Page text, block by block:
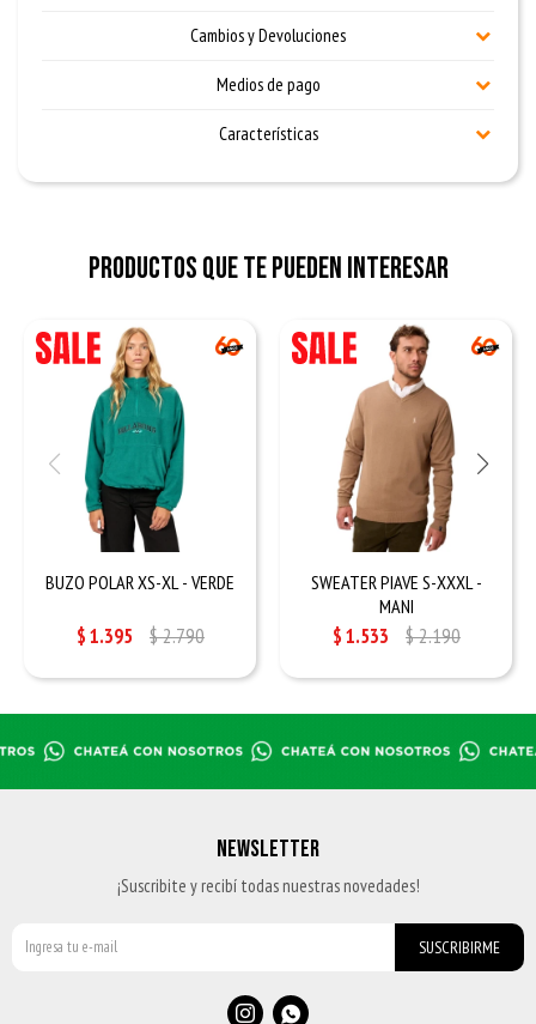
Cambios y Devoluciones
Medios de pago
Características
Productos que te pueden interesar
BUZO POLAR XS-XL - VERDE
$1.395 $2.790
SWEATER PIAVE S-XXXL -
MANI
$1.533 $2.190
NEWSLETTER
¡Suscribite y recibí todas nuestras novedades!
SUSCRIBIRME
 